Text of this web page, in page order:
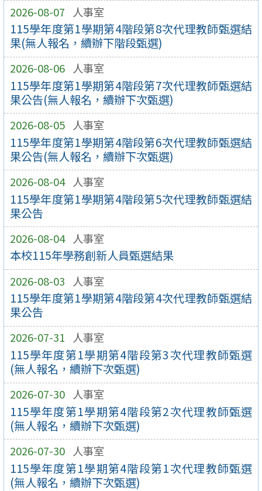
2026-08-07 人事室
115學年度第1學期第4階段第8次代理教師甄選結
果(無人報名，續辦下階段甄選)
2026-08-06 人事室
115學年度第1學期第4階段第7次代理教師甄選結
果公告(無人報名，續辦下次甄選)
2026-08-05 人事室
115學年度第1學期第4階段第6次代理教師甄選結
果公告(無人報名，續辦下次甄選)
2026-08-04 人事室
115學年度第1學期第4階段第5次代理教師甄選結
果公告
2026-08-04 人事室
本校115年學務創新人員甄選結果
2026-08-03 人事室
115學年度第1學期第4階段第4次代理教師甄選結
果公告
2026-07-31 人事室
115學年度第1學期第4階段第3次代理教師甄選
(無人報名，續辦下次甄選)
2026-07-30 人事室
115學年度第1學期第4階段第2次代理教師甄選
(無人報名，續辦下次甄選)
2026-07-30 人事室
115學年度第1學期第4階段第1次代理教師甄選
(無人報名，續辦下次甄選)